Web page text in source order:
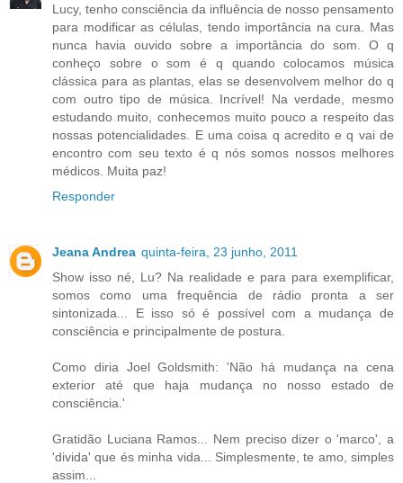
Lucy, tenho consciência da influência de nosso pensamento
para modificar as células, tendo importância na cura. Mas
nunca havia ouvido sobre a importância do som. O q
conheço sobre o som é q quando colocamos música
clássica para as plantas, elas se desenvolvem melhor do q
com outro tipo de música. Incrível! Na verdade, mesmo
estudando muito, conhecemos muito pouco a respeito das
nossas potencialidades. E uma coisa q acredito e q vai de
encontro com seu texto é q nós somos nossos melhores
médicos. Muita paz!
Responder
Jeana Andrea quinta-feira, 23 junho, 2011
Show isso né, Lu? Na realidade e para para exemplificar,
somos como uma frequência de rádio pronta a ser
sintonizada... E isso só é possível com a mudança de
consciência e principalmente de postura.
Como diria Joel Goldsmith: 'Não há mudança na cena
exterior até que haja mudança no nosso estado de
consciência.'
Gratidão Luciana Ramos... Nem preciso dizer o 'marco', a
'divida' que és minha vida... Simplesmente, te amo, simples
assim...